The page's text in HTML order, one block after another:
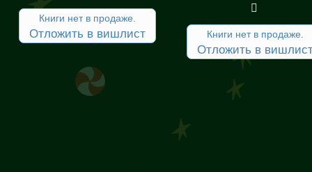
Книги нет в продаже.
Отложить в вишлист Книги нет в продаже.
Отложить в